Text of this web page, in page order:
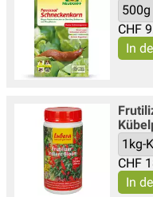
CHF
CHF